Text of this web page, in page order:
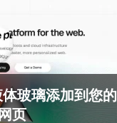
玻璃添加到您的
页